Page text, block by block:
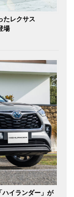
たレクサス
場
ハイランダー」が